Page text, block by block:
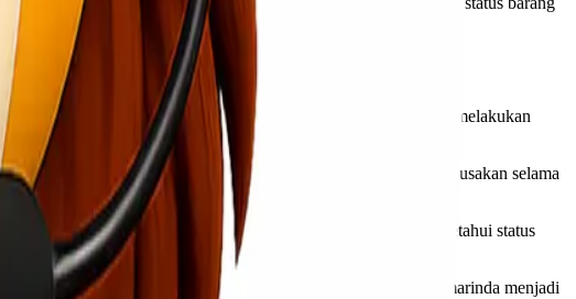
dipantau dengan cermat. Pertama, pelanggan dapat melakukan
yang diinginkan.
Barang kemudian dikemas secara aman untuk mencegah kerusakan selama
Ini memberikan rasa tenang bagi pengirim karena bisa mengetahui status
dan dalam kondisi baik. Layanan cargo murah Makassar Samarinda menjadi